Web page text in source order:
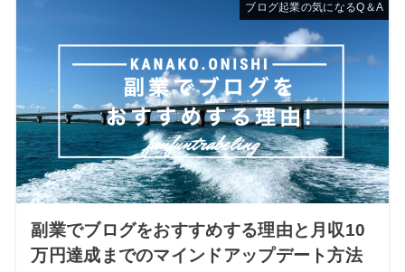
ブログ起業の気になるQ＆A
副業でブログをおすすめする理由と月収10
万円達成までのマインドアップデート方法